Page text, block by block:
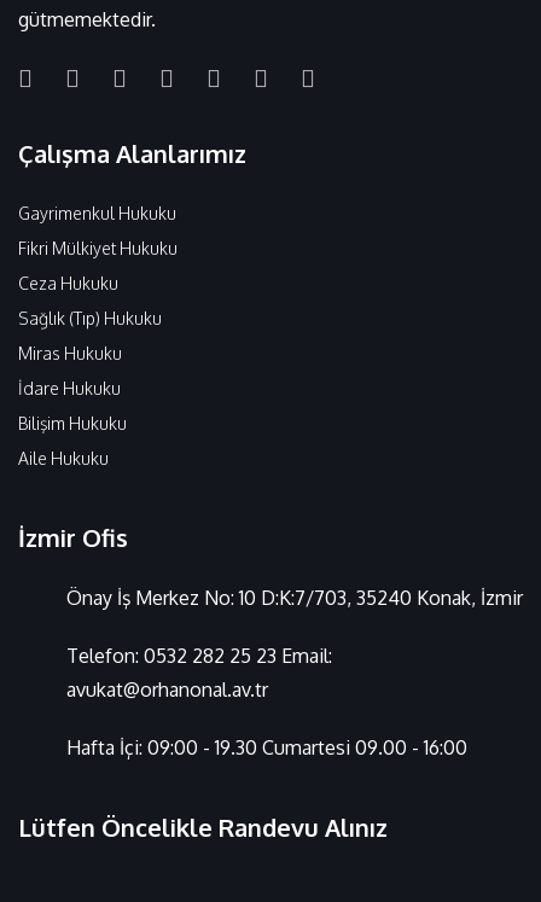
gütmemektedir.
Çalışma Alanlarımız
Gayrimenkul Hukuku
Fikri Mülkiyet Hukuku
Ceza Hukuku
Sağlık (Tıp) Hukuku
Miras Hukuku
İdare Hukuku
Bilişim Hukuku
Aile Hukuku
İzmir Ofis
Önay İş Merkez No: 10 D:K:7/703, 35240 Konak, İzmir
Telefon: 0532 282 25 23 Email:
avukat@orhanonal.av.tr
Hafta İçi: 09:00 - 19.30 Cumartesi 09.00 - 16:00
Lütfen Öncelikle Randevu Alınız